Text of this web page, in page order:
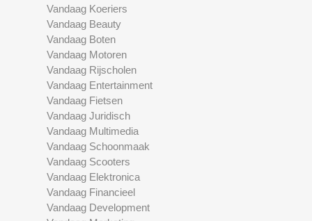
Vandaag Koeriers
Vandaag Beauty
Vandaag Boten
Vandaag Motoren
Vandaag Rijscholen
Vandaag Entertainment
Vandaag Fietsen
Vandaag Juridisch
Vandaag Multimedia
Vandaag Schoonmaak
Vandaag Scooters
Vandaag Elektronica
Vandaag Financieel
Vandaag Development